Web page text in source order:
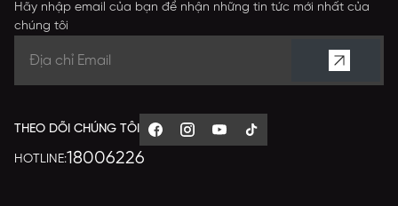
Hãy nhập email của bạn để nhận những tin tức mới nhất của
chúng tôi
THEO DÕI CHÚNG TÔI
HOTLINE:18006226